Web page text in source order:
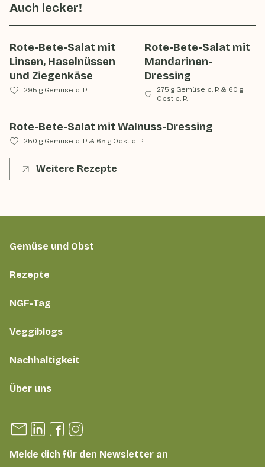
Auch lecker!
Rote-Bete-Salat mit
Linsen, Haselnüssen
und Ziegenkäse
295 g Gemüse p. P.
Rote-Bete-Salat mit
Mandarinen-
Dressing
275 g Gemüse p. P. & 60 g
Obst p. P.
Rote-Bete-Salat mit Walnuss-Dressing
250 g Gemüse p. P. & 65 g Obst p. P.
Weitere Rezepte
Gemüse und Obst
Rezepte
NGF-Tag
Veggiblogs
Nachhaltigkeit
Über uns
Melde dich für den Newsletter an